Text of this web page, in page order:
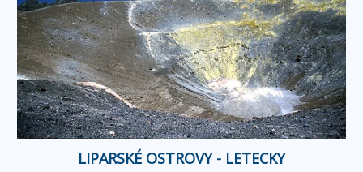
LIPARSKÉ OSTROVY - LETECKY